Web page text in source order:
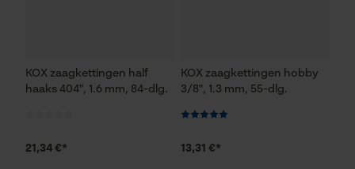
KOX zaagkettingen half
haaks 404", 1.6 mm, 84-dlg.
21,34 €*
KOX zaagkettingen hobby
3/8", 1.3 mm, 55-dlg.
13,31 €*
YouTube-video's
Google Maps
Marketing Cookies